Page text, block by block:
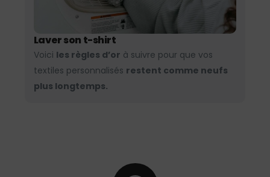
Laver son t-shirt
Voici les règles d’or à suivre pour que vos
textiles personnalisés restent comme neufs
plus longtemps.